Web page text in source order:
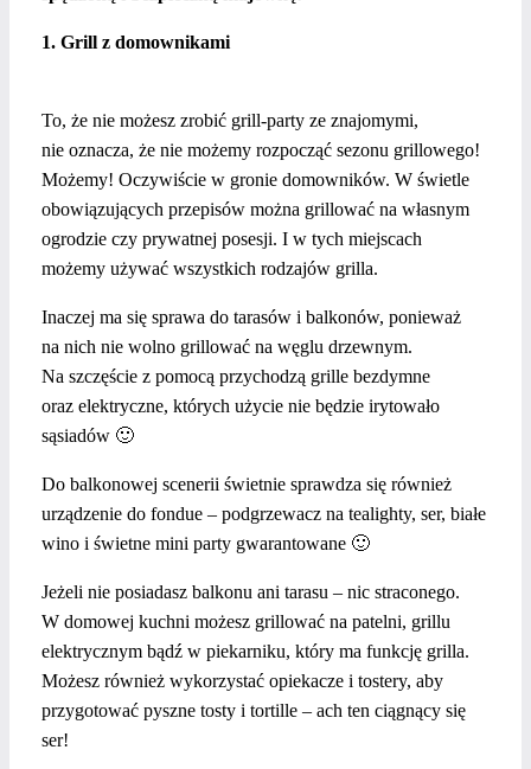
1. Grill z domownikami
To, że nie możesz zrobić grill-party ze znajomymi,
nie oznacza, że nie możemy rozpocząć sezonu grillowego!
Możemy! Oczywiście w gronie domowników. W świetle
obowiązujących przepisów można grillować na własnym
ogrodzie czy prywatnej posesji. I w tych miejscach
możemy używać wszystkich rodzajów grilla.
Inaczej ma się sprawa do tarasów i balkonów, ponieważ
na nich nie wolno grillować na węglu drzewnym.
Na szczęście z pomocą przychodzą grille bezdymne
oraz elektryczne, których użycie nie będzie irytowało
sąsiadów 🙂
Do balkonowej scenerii świetnie sprawdza się również
urządzenie do fondue – podgrzewacz na tealighty, ser, białe
wino i świetne mini party gwarantowane 🙂
Jeżeli nie posiadasz balkonu ani tarasu – nic straconego.
W domowej kuchni możesz grillować na patelni, grillu
elektrycznym bądź w piekarniku, który ma funkcję grilla.
Możesz również wykorzystać opiekacze i tostery, aby
przygotować pyszne tosty i tortille – ach ten ciągnący się
ser!